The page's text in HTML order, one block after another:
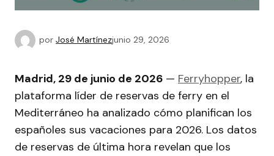
por José Martínezjunio 29, 2026
Madrid, 29 de junio de 2026 — Ferryhopper, la
plataforma líder de reservas de ferry en el
Mediterráneo ha analizado cómo planifican los
españoles sus vacaciones para 2026. Los datos
de reservas de última hora revelan que los